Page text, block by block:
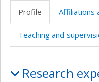
professionnelleTwitter
Profile Affiliations
Teaching and
Research